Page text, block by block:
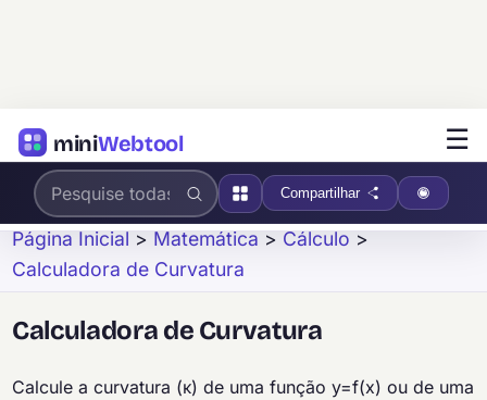
miniWebtool ☰
Compartilhar
Página Inicial > Matemática > Cálculo >
Calculadora de Curvatura
Calculadora de Curvatura
Calcule a curvatura (κ) de uma função y=f(x) ou de uma